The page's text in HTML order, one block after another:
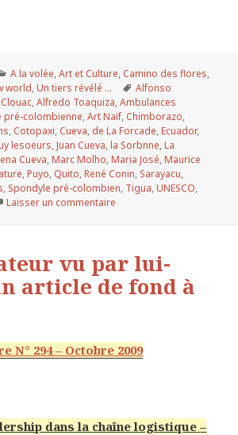
Catégories
A la volée,Art et Culture, Camino des flores,
world,Un tiers révélé ...
Mots-
clés
Alfonso
,Alfredo Toaquiza,Ambulances
pré-colombienne,Art Naïf, Chimborazo,
, Cotopaxi, Cueva, de La Forcade,Ecuador,
lesoeurs,Juan Cueva,la Sorbnne,La
Cueva,Marc Molho,Maria José,Maurice
,Puyo, Quito,René Conin, Sarayacu,
, Spondyle pré-colombien, Tigua,UNESCO,
Laisser un commentaire
vu par lui-
article de fond à
N° 294 – Octobre 2009
dans la chaîne logistique –